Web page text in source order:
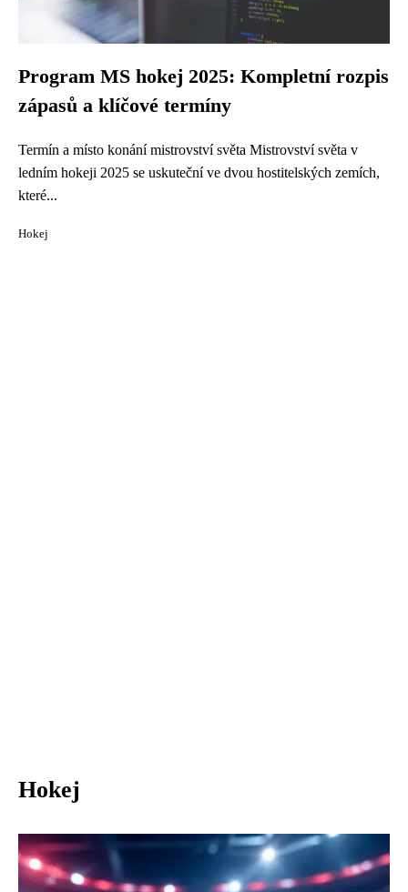
Program MS hokej 2025: Kompletní rozpis
zápasů a klíčové termíny
Termín a místo konání mistrovství světa Mistrovství světa v
ledním hokeji 2025 se uskuteční ve dvou hostitelských zemích,
které...
Hokej
Hokej